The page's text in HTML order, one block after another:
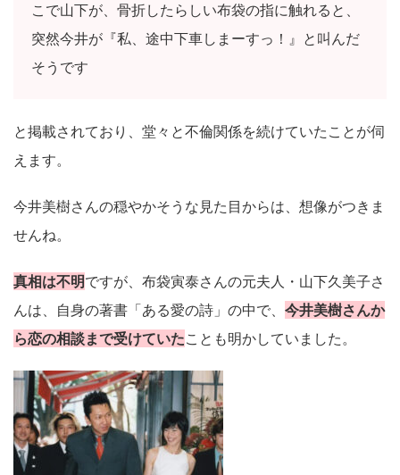
こで山下が、骨折したらしい布袋の指に触れると、
突然今井が『私、途中下車しまーすっ！』と叫んだ
そうです
と掲載されており、堂々と不倫関係を続けていたことが伺
えます。
今井美樹さんの穏やかそうな見た目からは、想像がつきま
せんね。
真相は不明ですが、布袋寅泰さんの元夫人・山下久美子さ
んは、自身の著書「ある愛の詩」の中で、 今井美樹さんか
ら恋の相談まで受けていたことも明かしていました。